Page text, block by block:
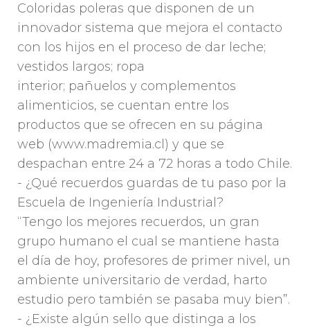
Coloridas poleras que disponen de un
innovador sistema que mejora el contacto
con los hijos en el proceso de dar leche;
vestidos largos; ropa
interior; pañuelos y complementos
alimenticios, se cuentan entre los
productos que se ofrecen en su página
web (www.madremia.cl) y que se
despachan entre 24 a 72 horas a todo Chile.
- ¿Qué recuerdos guardas de tu paso por la
Escuela de Ingeniería Industrial?
“Tengo los mejores recuerdos, un gran
grupo humano el cual se mantiene hasta
el día de hoy, profesores de primer nivel, un
ambiente universitario de verdad, harto
estudio pero también se pasaba muy bien”.
- ¿Existe algún sello que distinga a los